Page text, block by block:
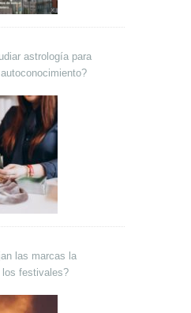
astrología para
las marcas la
los festivales?